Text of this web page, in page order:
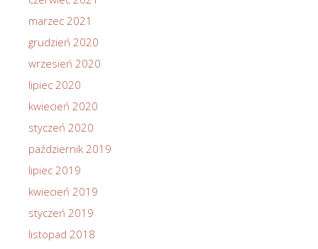
marzec 2021
grudzień 2020
wrzesień 2020
lipiec 2020
kwiecień 2020
styczeń 2020
październik 2019
lipiec 2019
kwiecień 2019
styczeń 2019
listopad 2018